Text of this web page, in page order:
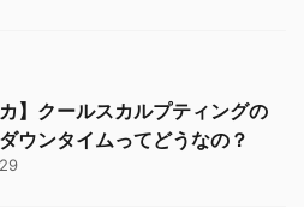
カ】クールスカルプティングの
ウンタイムってどうなの？